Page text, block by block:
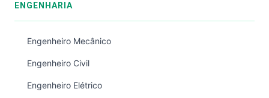
ENGENHARIA
Engenheiro Mecânico
Engenheiro Civil
Engenheiro Elétrico